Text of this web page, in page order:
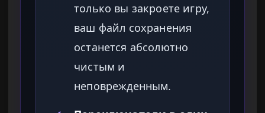
только вы закроете игру,
ваш файл сохранения
останется абсолютно
чистым и
неповрежденным.